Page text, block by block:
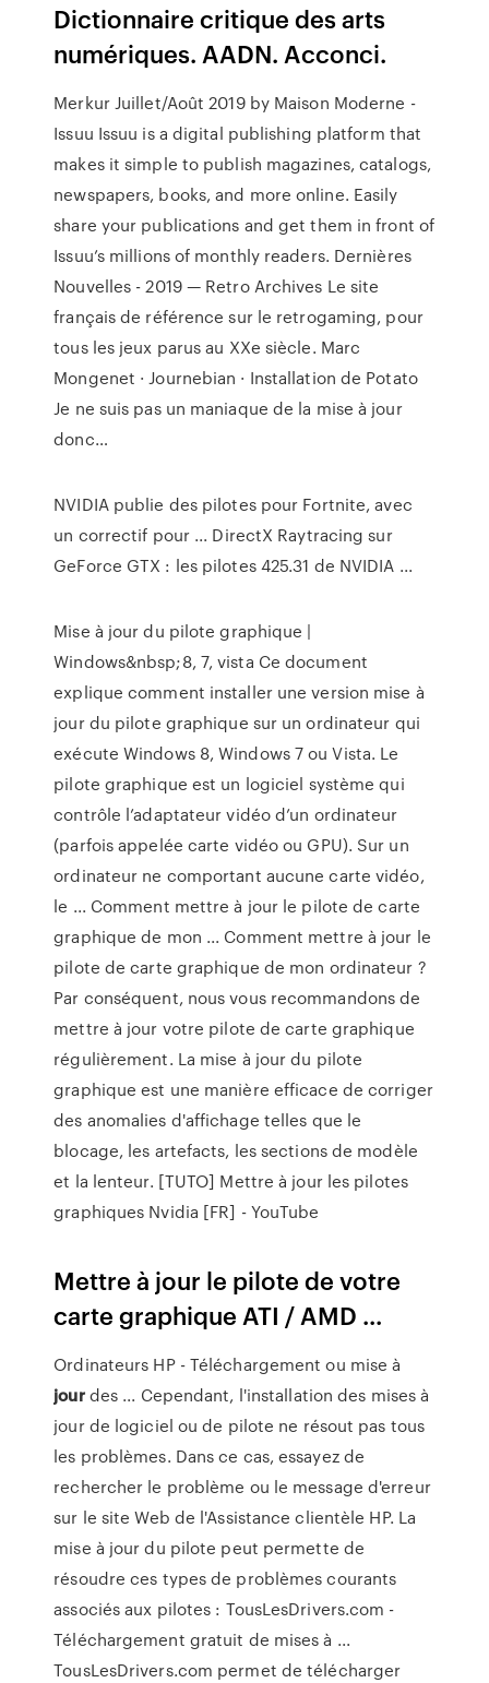
Dictionnaire critique des arts
numériques. AADN. Acconci.
Merkur Juillet/Août 2019 by Maison Moderne -
Issuu Issuu is a digital publishing platform that
makes it simple to publish magazines, catalogs,
newspapers, books, and more online. Easily
share your publications and get them in front of
Issuu’s millions of monthly readers. Dernières
Nouvelles - 2019 — Retro Archives Le site
français de référence sur le retrogaming, pour
tous les jeux parus au XXe siècle. Marc
Mongenet · Journebian · Installation de Potato
Je ne suis pas un maniaque de la mise à jour
donc…
NVIDIA publie des pilotes pour Fortnite, avec
un correctif pour ... DirectX Raytracing sur
GeForce GTX : les pilotes 425.31 de NVIDIA ...
Mise à jour du pilote graphique |
Windows&nbsp;8, 7, vista Ce document
explique comment installer une version mise à
jour du pilote graphique sur un ordinateur qui
exécute Windows 8, Windows 7 ou Vista. Le
pilote graphique est un logiciel système qui
contrôle l’adaptateur vidéo d’un ordinateur
(parfois appelée carte vidéo ou GPU). Sur un
ordinateur ne comportant aucune carte vidéo,
le ... Comment mettre à jour le pilote de carte
graphique de mon ... Comment mettre à jour le
pilote de carte graphique de mon ordinateur ?
Par conséquent, nous vous recommandons de
mettre à jour votre pilote de carte graphique
régulièrement. La mise à jour du pilote
graphique est une manière efficace de corriger
des anomalies d'affichage telles que le
blocage, les artefacts, les sections de modèle
et la lenteur. [TUTO] Mettre à jour les pilotes
graphiques Nvidia [FR] - YouTube
Mettre à jour le pilote de votre
carte graphique ATI / AMD ...
Ordinateurs HP - Téléchargement ou mise à
jourdes ... Cependant, l'installation des mises à
jour de logiciel ou de pilote ne résout pas tous
les problèmes. Dans ce cas, essayez de
rechercher le problème ou le message d'erreur
sur le site Web de l'Assistance clientèle HP. La
mise à jour du pilote peut permette de
résoudre ces types de problèmes courants
associés aux pilotes : TousLesDrivers.com -
Téléchargement gratuit de mises à ...
TousLesDrivers.com permet de télécharger